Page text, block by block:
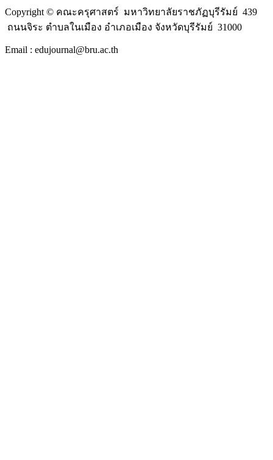
Copyright © คณะครุศาสตร์ มหาวิทยาลัยราชภัฏบุรีรัมย์ 439
ถนนจิระ ตำบลในเมือง อำเภอเมือง จังหวัดบุรีรัมย์ 31000
Email : edujournal@bru.ac.th